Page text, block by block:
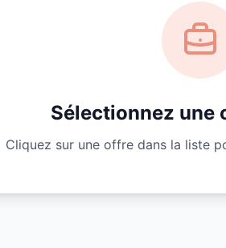
Sélectionnez une
Cliquez sur une offre dans la liste